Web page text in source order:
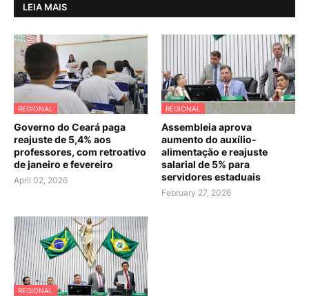
LEIA MAIS
REGIONAL
Governo do Ceará paga
reajuste de 5,4% aos
professores, com retroativo
de janeiro e fevereiro
April 02, 2026
REGIONAL
Assembleia aprova
aumento do auxílio-
alimentação e reajuste
salarial de 5% para
servidores estaduais
February 27, 2026
REGIONAL